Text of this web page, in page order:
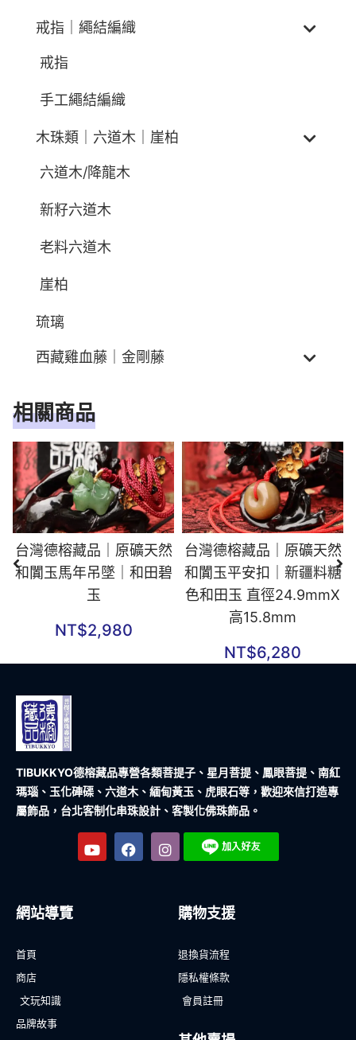
戒指｜繩結編織
戒指
手工繩結編織
木珠類｜六道木｜崖柏
六道木/降龍木
新籽六道木
老料六道木
崖柏
琉璃
西藏雞血藤｜金剛藤
相關商品
台灣德榕藏品｜原礦天然
和闐玉馬年吊墜｜和田碧
玉
NT$2,980
台灣德榕藏品｜原礦天然
和闐玉平安扣｜新疆料糖
色和田玉 直徑24.9mmX
高15.8mm
NT$6,280
TIBUKKYO德榕藏品專營各類菩提子、星月菩提、鳳眼菩提、南紅
瑪瑙、玉化硨磲、六道木、緬甸黃玉、虎眼石等，歡迎來信打造專
屬飾品，台北客制化串珠設計、客製化佛珠飾品。
網站導覽
首頁
商店
文玩知識
品牌故事
購物支援
退換貨流程
隱私權條款
會員註冊